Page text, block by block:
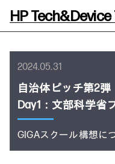
HP Tech&Device
全てのコンテンツ
AIの進化と活用事例
製品トレンド & レビュー
サイバーセキュリティ
教育とテクノロジー
ご相談
2024.05.31
自治体ピッチ第2弾
Day1：文部科学省
GIGAスクール構想に